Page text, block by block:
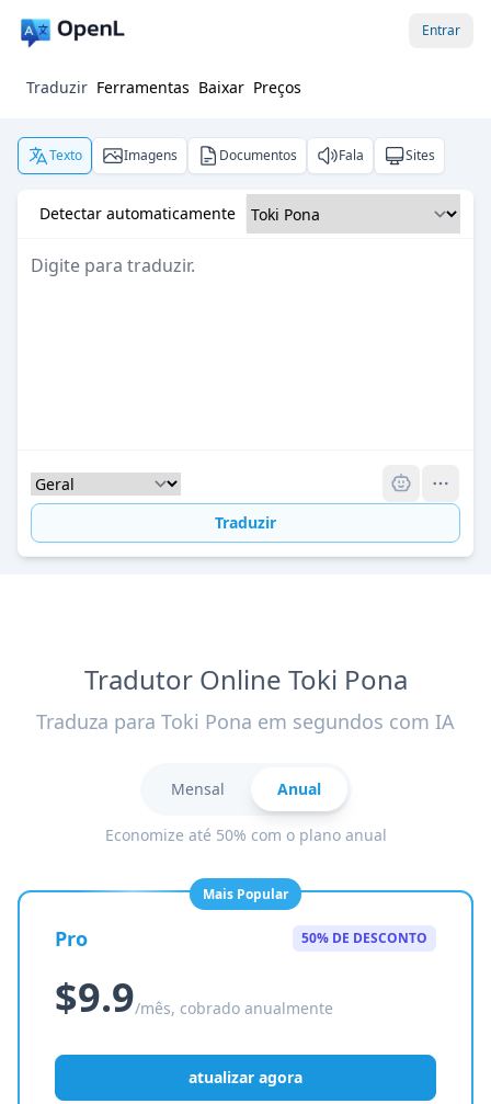
Entrar
Traduzir Ferramentas Baixar Preços
Texto Imagens Documentos Fala Sites
Detectar automaticamente
Traduzir
Tradutor Online Toki Pona
Traduza para Toki Pona em segundos com IA
Mensal Anual
Economize até 50% com o plano anual
Mais Popular
Pro 50% DE DESCONTO
$9.9/mês, cobrado anualmente
atualizar agora